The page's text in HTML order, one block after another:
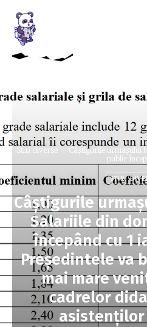
Stiri diverse
Câștigurile urmașului
public
STIRI
Câștigurile
Salariile din
începând cu 1
Președintele va
mai mare
cadrelor
asistenților